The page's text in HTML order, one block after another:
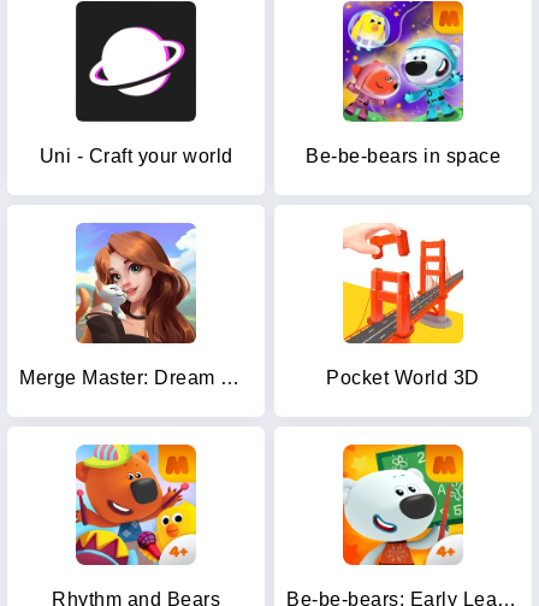
Uni - Craft your world Be-be-bears in space
Merge Master: Dream Creative Pocket World 3D
Rhythm and Bears Be-be-bears: Early Learning